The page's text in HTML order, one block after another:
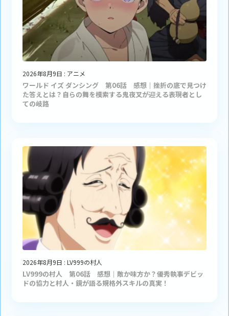
2026年8月9日 : アニメ
ワールド イズ ダンシング 第06話 感想｜挫折の底で見つけ
た答えとは？自らの舞を模索する鬼夜叉が迎える表現者とし
ての岐路
2026年8月9日 : LV999の村人
LV999の村人 第06話 感想｜敵か味方か？優秀執事デビッ
ドの協力と村人・鏡が語る規格外スキルの真実！